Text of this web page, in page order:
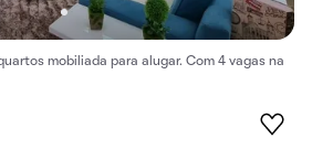
mobiliada para alugar. Com 4 vagas na